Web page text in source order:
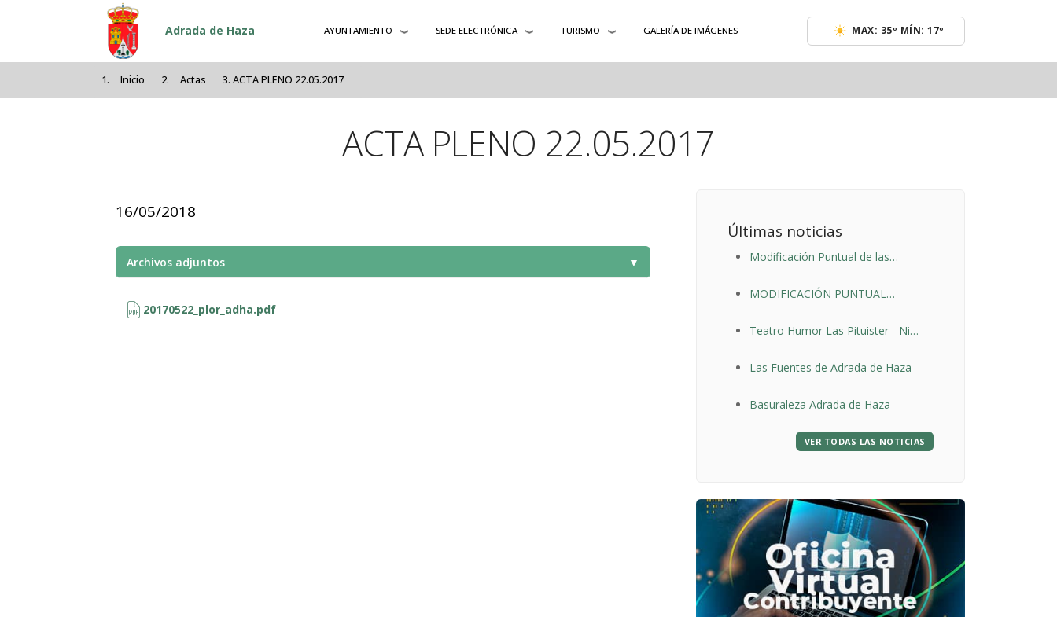
Pasar al contenido principal
Adrada de Haza AYUNTAMIENTO SEDE ELECTRÓNICA TURISMO GALERÍA DE IMÁGENES MAX: 35º MÍN: 17º
Inicio Actas ACTA PLENO 22.05.2017
ACTA PLENO 22.05.2017
Últimas noticias
Modificación Puntual de las
de Adrada de Haza propuesta por
MODIFICACIÓN PUNTUAL
Teatro Humor Las Pituister - Ni
19:00h
Las Fuentes de Adrada de Haza
Basuraleza Adrada de Haza
VER TODAS LAS NOTICIAS
16/05/2018
Archivos adjuntos ▼
20170522_plor_adha.pdf